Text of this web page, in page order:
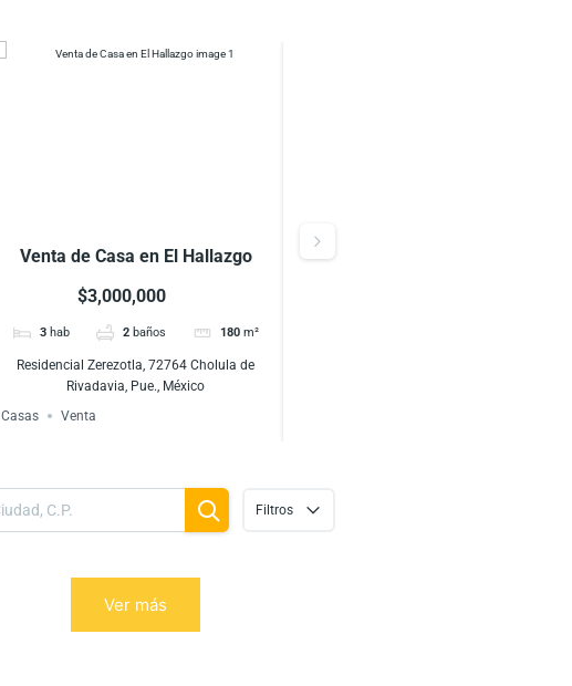
Venta de Casa en El Hallazgo
$3,000,000
3 hab 2 baños 180 m²
Residencial Zerezotla, 72764 Cholula de
Rivadavia, Pue., México
Casas
Venta
Venta de Casa en El Hallazgo,
Filtros
Ver más